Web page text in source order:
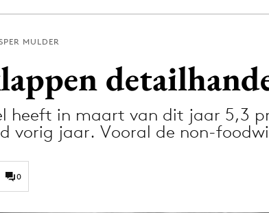
Digital transformation
Diversiteit
MULDER
heeft in maart van dit jaar 5,3
vorig jaar. Vooral de non-
0